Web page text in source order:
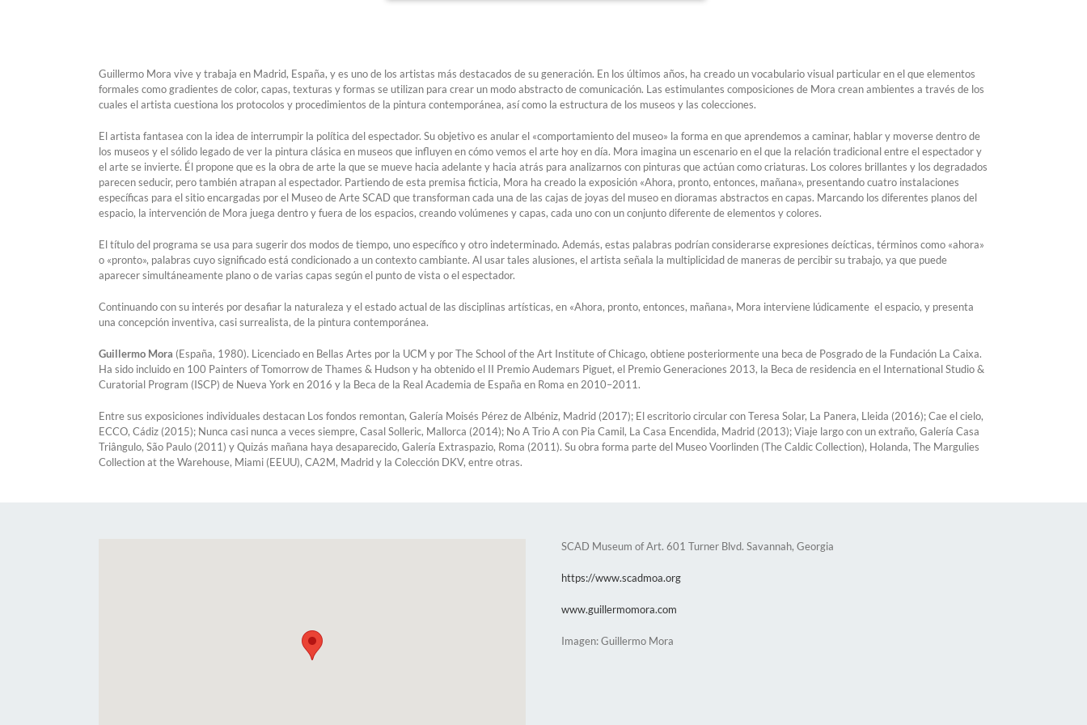
Guillermo Mora vive y trabaja en Madrid, España, y es uno de los artistas más destacados de su generación. En los últimos años, ha creado un vocabulario visual particular en el que elementos
formales como gradientes de color, capas, texturas y formas se utilizan para crear un modo abstracto de comunicación. Las estimulantes composiciones de Mora crean ambientes a través de los
cuales el artista cuestiona los protocolos y procedimientos de la pintura contemporánea, así como la estructura de los museos y las colecciones.
El artista fantasea con la idea de interrumpir la política del espectador. Su objetivo es anular el «comportamiento del museo» la forma en que aprendemos a caminar, hablar y moverse dentro de
los museos y el sólido legado de ver la pintura clásica en museos que influyen en cómo vemos el arte hoy en día. Mora imagina un escenario en el que la relación tradicional entre el espectador y
el arte se invierte. Él propone que es la obra de arte la que se mueve hacia adelante y hacia atrás para analizarnos con pinturas que actúan como criaturas. Los colores brillantes y los degradados
parecen seducir, pero también atrapan al espectador. Partiendo de esta premisa ficticia, Mora ha creado la exposición «Ahora, pronto, entonces, mañana», presentando cuatro instalaciones
específicas para el sitio encargadas por el Museo de Arte SCAD que transforman cada una de las cajas de joyas del museo en dioramas abstractos en capas. Marcando los diferentes planos del
espacio, la intervención de Mora juega dentro y fuera de los espacios, creando volúmenes y capas, cada uno con un conjunto diferente de elementos y colores.
El título del programa se usa para sugerir dos modos de tiempo, uno específico y otro indeterminado. Además, estas palabras podrían considerarse expresiones deícticas, términos como «ahora»
o «pronto», palabras cuyo significado está condicionado a un contexto cambiante. Al usar tales alusiones, el artista señala la multiplicidad de maneras de percibir su trabajo, ya que puede
aparecer simultáneamente plano o de varias capas según el punto de vista o el espectador.
Continuando con su interés por desafiar la naturaleza y el estado actual de las disciplinas artísticas, en «Ahora, pronto, entonces, mañana», Mora interviene lúdicamente el espacio, y presenta
una concepción inventiva, casi surrealista, de la pintura contemporánea.
Guillermo Mora (España, 1980). Licenciado en Bellas Artes por la UCM y por The School of the Art Institute of Chicago, obtiene posteriormente una beca de Posgrado de la Fundación La Caixa.
Ha sido incluido en 100 Painters of Tomorrow de Thames & Hudson y ha obtenido el II Premio Audemars Piguet, el Premio Generaciones 2013, la Beca de residencia en el International Studio &
Curatorial Program (ISCP) de Nueva York en 2016 y la Beca de la Real Academia de España en Roma en 2010–2011.
Entre sus exposiciones individuales destacan Los fondos remontan, Galería Moisés Pérez de Albéniz, Madrid (2017); El escritorio circular con Teresa Solar, La Panera, Lleida (2016); Cae el cielo,
ECCO, Cádiz (2015); Nunca casi nunca a veces siempre, Casal Solleric, Mallorca (2014); No A Trio A con Pia Camil, La Casa Encendida, Madrid (2013); Viaje largo con un extraño, Galería Casa
Triângulo, São Paulo (2011) y Quizás mañana haya desaparecido, Galería Extraspazio, Roma (2011). Su obra forma parte del Museo Voorlinden (The Caldic Collection), Holanda, The Margulies
Collection at the Warehouse, Miami (EEUU), CA2M, Madrid y la Colección DKV, entre otras.
SCAD Museum of Art. 601 Turner Blvd. Savannah, Georgia
https://www.scadmoa.org
www.guillermomora.com
Imagen: Guillermo Mora